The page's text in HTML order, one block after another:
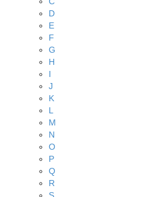
D
E
F
G
H
I
J
K
L
M
N
O
P
Q
R